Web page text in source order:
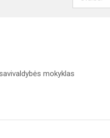
mokyklas